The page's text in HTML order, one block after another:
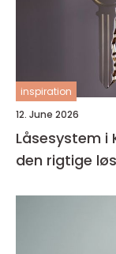
inspiration
12. June 2026
Låsesystem i
den rigtige